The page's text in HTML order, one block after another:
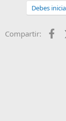
Debes
Compartir: